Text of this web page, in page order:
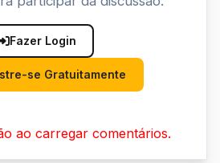
Fazer Login
se Gratuitamente
ao carregar comentários.